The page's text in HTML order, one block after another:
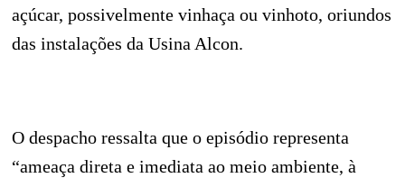
açúcar, possivelmente vinhaça ou vinhoto, oriundos
das instalações da Usina Alcon.
O despacho ressalta que o episódio representa
“ameaça direta e imediata ao meio ambiente, à